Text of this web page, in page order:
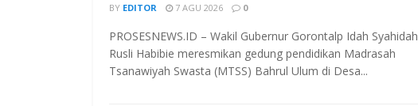
BY EDITOR 7 AGU 2026 0
PROSESNEWS.ID – Wakil Gubernur Gorontalp Idah Syahidah
Rusli Habibie meresmikan gedung pendidikan Madrasah
Tsanawiyah Swasta (MTSS) Bahrul Ulum di Desa...